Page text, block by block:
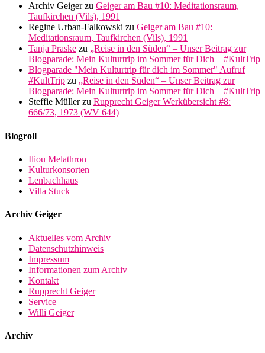
Archiv Geigerzu Geiger am Bau #10: Meditationsraum,
Taufkirchen (Vils), 1991
Regine Urban-Falkowski zu Geiger am Bau #10:
Meditationsraum, Taufkirchen (Vils), 1991
Tanja Praske zu „Reise in den Süden“ – Unser Beitrag zur
Blogparade: Mein Kulturtrip im Sommer für Dich – #KultTrip
Blogparade "Mein Kulturtrip für dich im Sommer" Aufruf
#KultTrip zu „Reise in den Süden“ – Unser Beitrag zur
Blogparade: Mein Kulturtrip im Sommer für Dich – #KultTrip
Steffie Müllerzu Rupprecht Geiger Werkübersicht #8:
666/73, 1973 (WV 644)
Blogroll
Iliou Melathron
Kulturkonsorten
Lenbachhaus
Villa Stuck
Archiv Geiger
Aktuelles vom Archiv
Datenschutzhinweis
Impressum
Informationen zum Archiv
Kontakt
Rupprecht Geiger
Service
Willi Geiger
Archiv